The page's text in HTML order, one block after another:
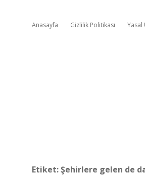
Anasayfa Gizlilik Politikası Yasal
Etiket:Şehirlere gelen de